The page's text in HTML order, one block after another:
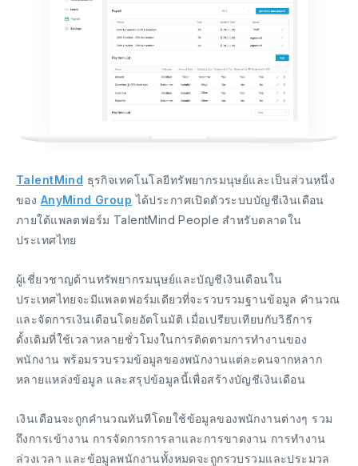
TalentMind ธุรกิจเทคโนโลยีทรัพยากรมนุษย์และเป็นส่วนหนึ่ง
ของ AnyMind Group ได้ประกาศเปิดตัวระบบบัญชีเงินเดือน
ภายใต้แพลตฟอร์ม TalentMind People สำหรับตลาดใน
ประเทศไทย
ผู้เชี่ยวชาญด้านทรัพยากรมนุษย์และบัญชีเงินเดือนใน
ประเทศไทยจะมีแพลตฟอร์มเดียวที่จะรวบรวมฐานข้อมูล คำนวณ
และจัดการเงินเดือนโดยอัตโนมัติ เมื่อเปรียบเทียบกับวิธีการ
ดั้งเดิมที่ใช้เวลาหลายชั่วโมงในการติดตามการทำงานของ
พนักงาน พร้อมรวบรวมข้อมูลของพนักงานแต่ละคนจากหลาก
หลายแหล่งข้อมูล และสรุปข้อมูลนี้เพื่อสร้างบัญชีเงินเดือน
เงินเดือนจะถูกคำนวณทันทีโดยใช้ข้อมูลของพนักงานต่างๆ รวม
ถึงการเข้างาน การจัดการการลาและการขาดงาน การทำงาน
ล่วงเวลา และข้อมูลพนักงานทั้งหมดจะถูกรวบรวมและประมวล